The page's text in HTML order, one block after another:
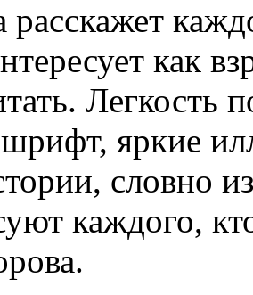
расскажет
как
Легкость
яркие
словно
каждого,